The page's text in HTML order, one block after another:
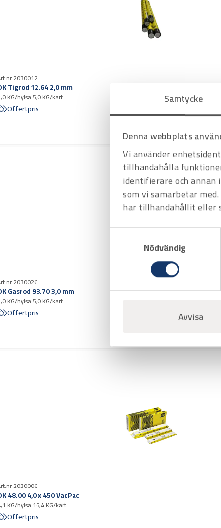
Samtycke
Denna webbplats
Vi använder
tillhandahålla
identifierare och
som vi samarbetar
har tillhandahållit eller
Nödvändig
Avvisa
2030012
OK Tigrod 12.64 2,0 mm
KG/hylsa 5,0 KG/kart
Offertpris
2030026
OK Gasrod 98.70 3,0 mm
KG/hylsa 5,0 KG/kart
Offertpris
2030006
48.00 4,0 x 450 VacPac
KG/hylsa 16,4 KG/kart
Offertpris